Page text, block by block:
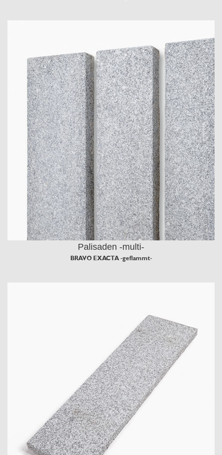
Palisaden -multi-
BRAVO EXACTA -geflammt-